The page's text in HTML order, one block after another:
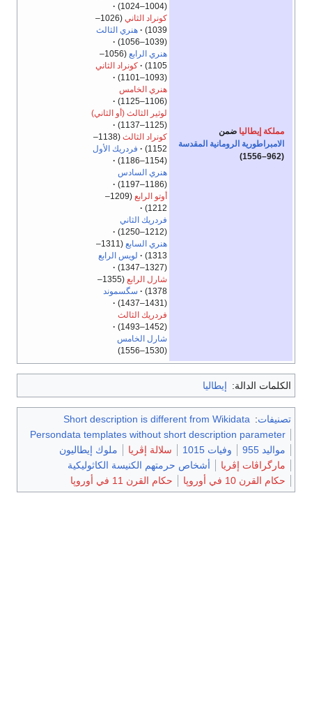
مملكة إيطاليا ضمن
الامبراطورية الرومانية المقدسة
(962–1556)
(1004–1024)
كونراد الثاني
(1026–
1039)
هنري الثالث
(1039–1056)
هنري الرابع
(1056–
1105)
كونراد الثاني
(1093–1101)
هنري الخامس
(1106–1125)
لوثير الثالث (أو الثاني)
(1125–1137)
كونراد الثالث
(1138–
1152)
فردريك الأول
(1154–1186)
هنري السادس
(1186–1197)
أوتو الرابع
(1209–
1212)
فردريك الثاني
(1212–1250)
هنري السابع
(1311–
1313)
لويس الرابع
(1327–1347)
شارل الرابع
(1355–
1378)
سگسموند
(1431–1437)
فردريك الثالث
(1452–1493)
شارل الخامس
(1530–1556)
الكلمات الدالة: إيطاليا
تصنيفات:
Short description is different from Wikidata
Persondata templates without short description parameter
مواليد 955
وفيات 1015 سلالة إڤريا
ملوك إيطاليون
مارگراڤات إڤريا
أشخاص حرمتهم الكنيسة الكاثوليكية
حكام القرن 10 في أوروپا
حكام القرن 11 في أوروپا